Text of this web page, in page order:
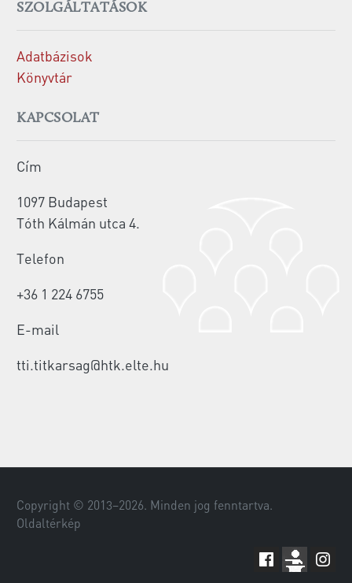
SZOLGÁLTATÁSOK
Adatbázisok
Könyvtár
KAPCSOLAT
Cím
1097 Budapest
Tóth Kálmán utca 4.
Telefon
+36 1 224 6755
E-mail
tti.titkarsag@htk.elte.hu
Copyright © 2013–2026. Minden jog fenntartva.
Oldaltérkép